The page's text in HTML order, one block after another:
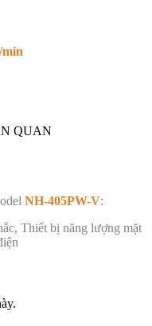
min
QUAN
NH-405PW-V:
Thiết bị năng lượng mặt